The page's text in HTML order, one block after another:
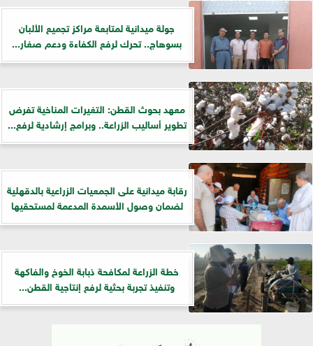
جولة ميدانية لمتابعة مراكز تجميع الألبان
بسوهاج.. تحرك لرفع الكفاءة ودعم صغار...
معهد بحوث القطن: التغيرات المناخية تفرض
تطوير أساليب الزراعة.. وبرامج إرشادية لرفع...
رقابة ميدانية على الجمعيات الزراعية بالدقهلية
لضمان وصول الأسمدة المدعمة لمستحقيها
خطة الزراعة لمكافحة ذبابة الخوخ والفاكهة
وتنفيذ تجربة بحثية لرفع إنتاجية القطن...